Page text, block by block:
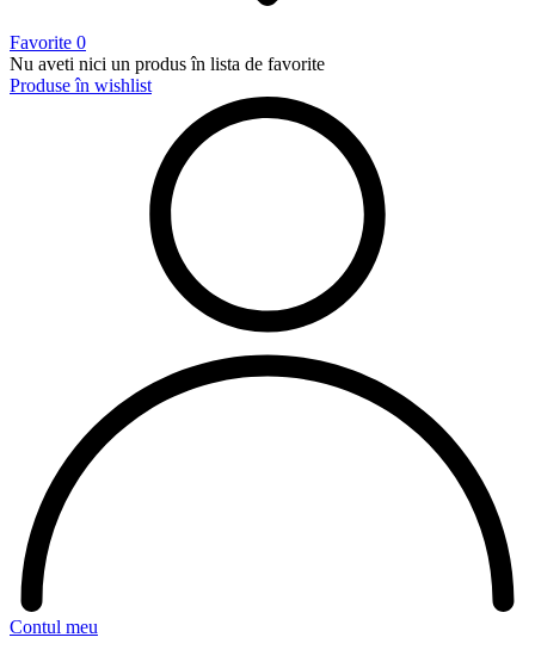
Favorite 0
Nu aveti nici un produs în lista de favorite
Produse în wishlist
Contul meu